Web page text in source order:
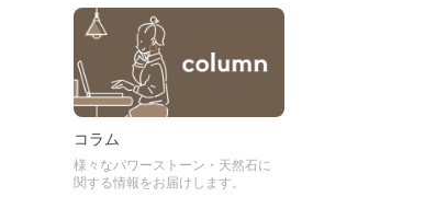
コラム
様々なパワーストーン・天然石に
関する情報をお届けします。